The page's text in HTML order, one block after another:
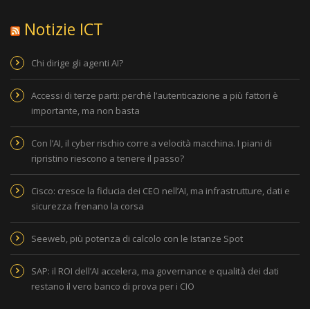
Notizie ICT
Chi dirige gli agenti AI?
Accessi di terze parti: perché l’autenticazione a più fattori è
importante, ma non basta
Con l’AI, il cyber rischio corre a velocità macchina. I piani di
ripristino riescono a tenere il passo?
Cisco: cresce la fiducia dei CEO nell’AI, ma infrastrutture, dati e
sicurezza frenano la corsa
Seeweb, più potenza di calcolo con le Istanze Spot
SAP: il ROI dell’AI accelera, ma governance e qualità dei dati
restano il vero banco di prova per i CIO